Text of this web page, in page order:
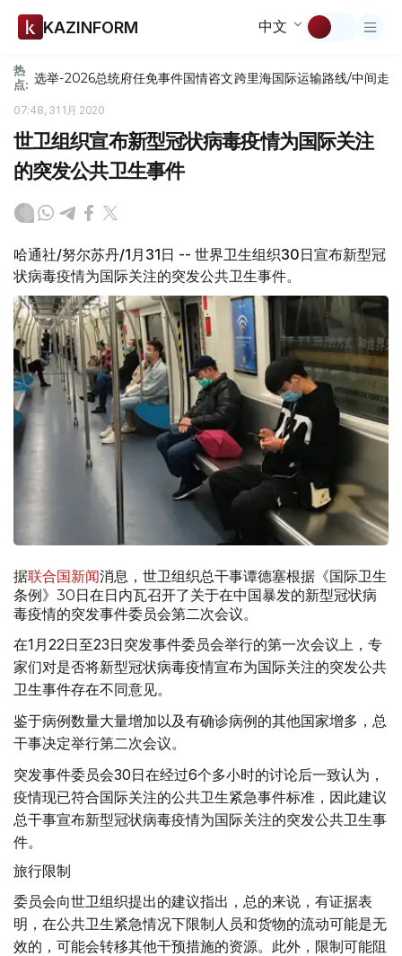
KAZINFORM 中文
热
点: 选举-2026总统府任免事件国情咨文跨里海国际运输路线/中间走廊
07:48, 31 1月 2020
世卫组织宣布新型冠状病毒疫情为国际关注
的突发公共卫生事件
哈通社/努尔苏丹/1月31日 -- 世界卫生组织30日宣布新型冠
状病毒疫情为国际关注的突发公共卫生事件。
据联合国新闻消息，世卫组织总干事谭德塞根据《国际卫生
条例》30日在日内瓦召开了关于在中国暴发的新型冠状病
毒疫情的突发事件委员会第二次会议。
在1月22日至23日突发事件委员会举行的第一次会议上，专
家们对是否将新型冠状病毒疫情宣布为国际关注的突发公共
卫生事件存在不同意见。
鉴于病例数量大量增加以及有确诊病例的其他国家增多，总
干事决定举行第二次会议。
突发事件委员会30日在经过6个多小时的讨论后一致认为，
疫情现已符合国际关注的公共卫生紧急事件标准，因此建议
总干事宣布新型冠状病毒疫情为国际关注的突发公共卫生事
件。
旅行限制
委员会向世卫组织提出的建议指出，总的来说，有证据表
明，在公共卫生紧急情况下限制人员和货物的流动可能是无
效的，可能会转移其他干预措施的资源。此外，限制可能阻